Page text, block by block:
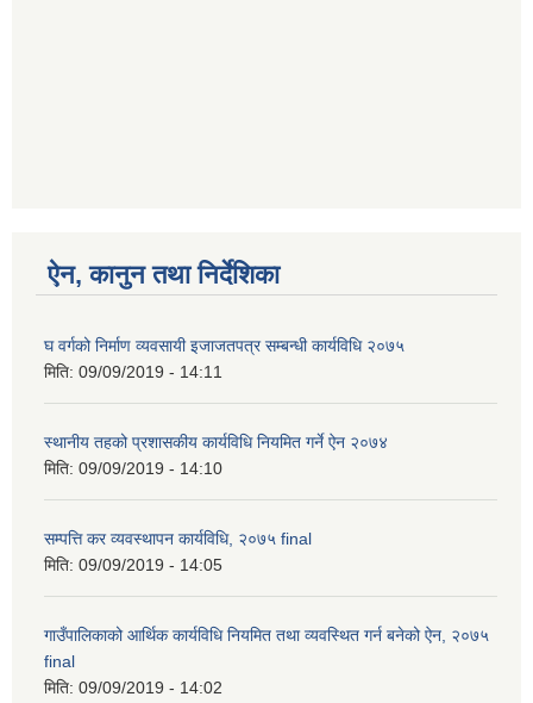
ऐन, कानुन तथा निर्देशिका
घ वर्गको निर्माण व्यवसायी इजाजतपत्र सम्बन्धी कार्यविधि २०७५
मिति: 09/09/2019 - 14:11
स्थानीय तहको प्रशासकीय कार्यविधि नियमित गर्ने ऐन २०७४
मिति: 09/09/2019 - 14:10
सम्पत्ति कर व्यवस्थापन कार्यविधि, २०७५ final
मिति: 09/09/2019 - 14:05
गाउँपालिकाको आर्थिक कार्यविधि नियमित तथा व्यवस्थित गर्न बनेको ऐन, २०७५
final
मिति: 09/09/2019 - 14:02